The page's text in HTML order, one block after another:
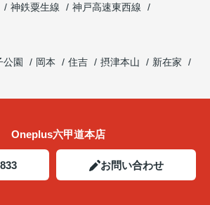
神鉄粟生線
神戸高速東西線
公園 岡本 住吉 摂津本山
新在家
Oneplus六甲道本店
お問い合わせ